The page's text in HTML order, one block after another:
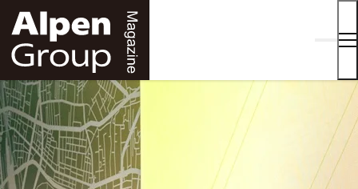
ALPEN GROUP MAGAZINE